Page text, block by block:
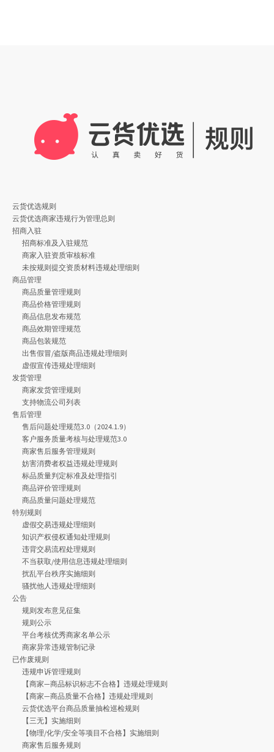
云货优选规则
云货优选商家违规行为管理总则
招商入驻
招商标准及入驻规范
商家入驻资质审核标准
未按规则提交资质材料违规处理细则
商品管理
商品质量管理规则
商品价格管理规则
商品信息发布规范
商品效期管理规范
商品包装规范
出售假冒/盗版商品违规处理细则
虚假宣传违规处理细则
发货管理
商家发货管理规则
支持物流公司列表
售后管理
售后问题处理规范3.0（2024.1.9）
客户服务质量考核与处理规范3.0
商家售后服务管理规则
妨害消费者权益违规处理规则
标品质量判定标准及处理指引
商品评价管理规则
商品质量问题处理规范
特别规则
虚假交易违规处理细则
知识产权侵权通知处理规则
违背交易流程处理规则
不当获取/使用信息违规处理细则
扰乱平台秩序实施细则
骚扰他人违规处理细则
公告
规则发布意见征集
规则公示
平台考核优秀商家名单公示
商家异常违规管制记录
已作废规则
违规申诉管理规则
【商家—商品标识标志不合格】违规处理规则
【商家—商品质量不合格】违规处理规则
云货优选平台商品质量抽检巡检规则
【三无】实施细则
【物理/化学/安全等项目不合格】实施细则
商家售后服务规则